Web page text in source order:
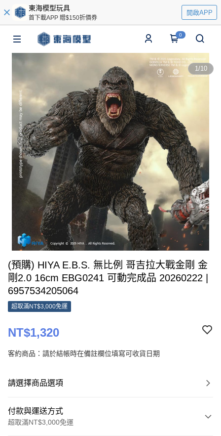
東海模型玩具
首下載APP 贈$150折價券
開啟APP
0
1/10
(預購) HIYA E.B.S. 無比例 哥吉拉大戰金剛 金
剛2.0 16cm EBG0241 可動完成品 20260222 |
6957534205064
超取滿NT$3,000免運
NT$1,320
客約商品：請於結帳時在備註欄位填寫可收貨日期
請選擇商品選項
付款與運送方式
超取滿NT$3,000免運